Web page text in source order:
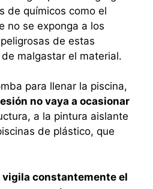
de químicos como el
no se exponga a los
de estas
malgastar el material.
para llenar la piscina,
no vaya a ocasionar
a la pintura aislante
de plástico, que
vigila constantemente el